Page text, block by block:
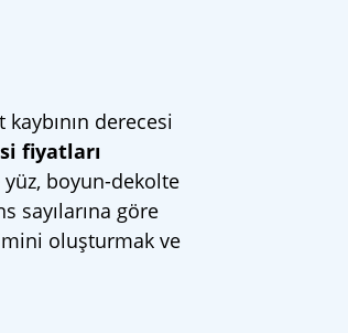
derecesi
fiyatları
boyun-dekolte
sayılarına göre
oluşturmak ve